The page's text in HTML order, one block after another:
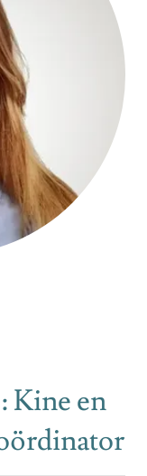
Kine en